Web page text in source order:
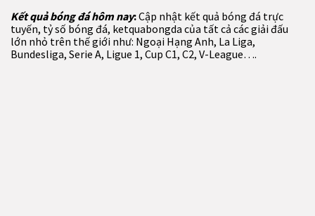
Kết quả bóng đá hôm nay:Cập nhật kết quả bóng đá trực
tuyến, tỷ số bóng đá, ketquabongda của tất cả các giải đấu
lớn nhỏ trên thế giới như: Ngoại Hạng Anh, La Liga,
Bundesliga, Serie A, Ligue 1, Cup C1, C2, V-League….